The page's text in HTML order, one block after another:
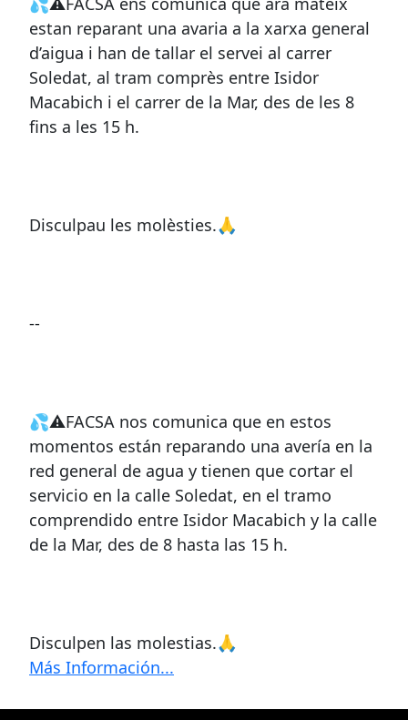
estan reparant una avaria a la xarxa general
d’aigua i han de tallar el servei al carrer
Soledat, al tram comprès entre Isidor
Macabich i el carrer de la Mar, des de les 8
fins a les 15 h.
Disculpau les molèsties.🙏
--
💦⚠FACSA nos comunica que en estos
momentos están reparando una avería en la
red general de agua y tienen que cortar el
servicio en la calle Soledat, en el tramo
comprendido entre Isidor Macabich y la calle
de la Mar, des de 8 hasta las 15 h.
Disculpen las molestias.🙏
Más Información...